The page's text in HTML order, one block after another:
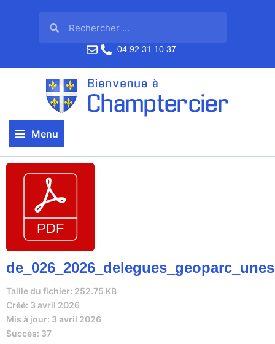
04 92 31 10 37
Menu
Taille du fichier: 252.75 KB
Créé: 3 avril 2026
Mis à jour: 3 avril 2026
Succès: 37